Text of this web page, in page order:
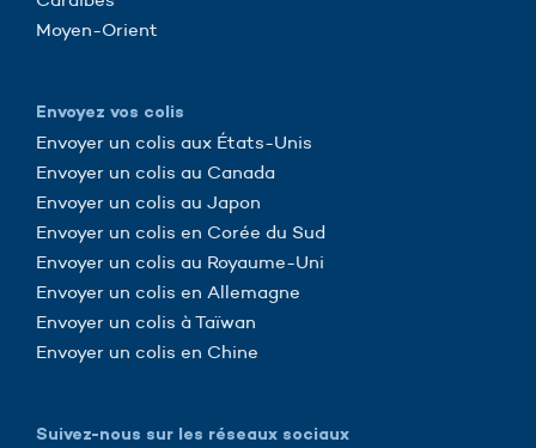
Moyen-Orient
Envoyez vos colis
Envoyer un colis aux États-Unis
Envoyer un colis au Canada
Envoyer un colis au Japon
Envoyer un colis en Corée du Sud
Envoyer un colis au Royaume-Uni
Envoyer un colis en Allemagne
Envoyer un colis à Taïwan
Envoyer un colis en Chine
Suivez-nous sur les réseaux sociaux